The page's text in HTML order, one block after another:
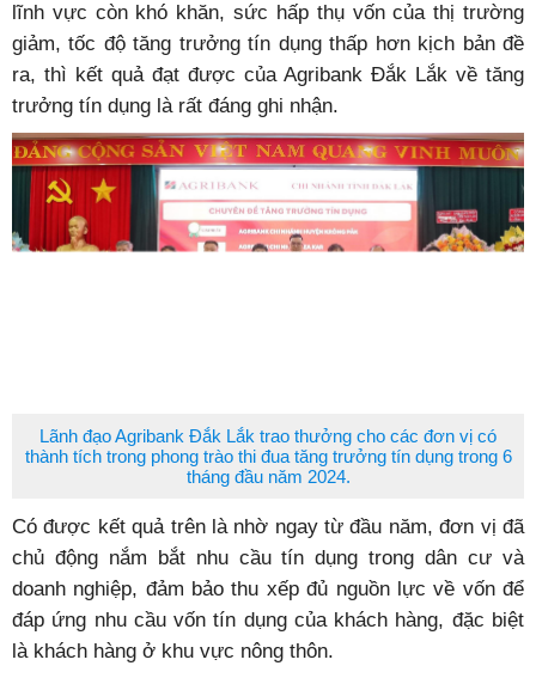
lĩnh vực còn khó khăn, sức hấp thụ vốn của thị trường
giảm, tốc độ tăng trưởng tín dụng thấp hơn kịch bản đề
ra, thì kết quả đạt được của Agribank Đắk Lắk về tăng
trưởng tín dụng là rất đáng ghi nhận.
Lãnh đạo Agribank Đắk Lắk trao thưởng cho các đơn vị có
thành tích trong phong trào thi đua tăng trưởng tín dụng trong 6
tháng đầu năm 2024.
Có được kết quả trên là nhờ ngay từ đầu năm, đơn vị đã
chủ động nắm bắt nhu cầu tín dụng trong dân cư và
doanh nghiệp, đảm bảo thu xếp đủ nguồn lực về vốn để
đáp ứng nhu cầu vốn tín dụng của khách hàng, đặc biệt
là khách hàng ở khu vực nông thôn.